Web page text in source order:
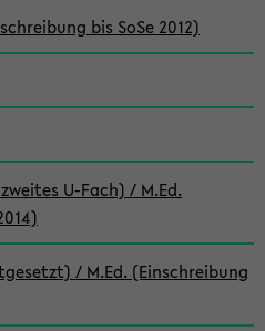
bis SoSe 2012)
U-Fach) / M.Ed.
/ M.Ed. (Einschreibung